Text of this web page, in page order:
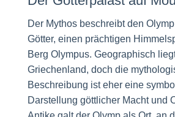
Der Mythos beschreibt den
Götter, einen prächtigen
Berg Olympus. Geographisch
Griechenland, doch die
Beschreibung ist eher eine
Darstellung göttlicher Macht und